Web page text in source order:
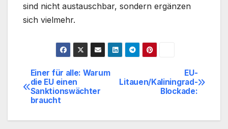
sind nicht austauschbar, sondern ergänzen
sich vielmehr.
Beitragsnavigation
EU-
Litauen/Kaliningrad-
Blockade:
Einer für alle: Warum
die EU einen
Sanktionswächter
braucht